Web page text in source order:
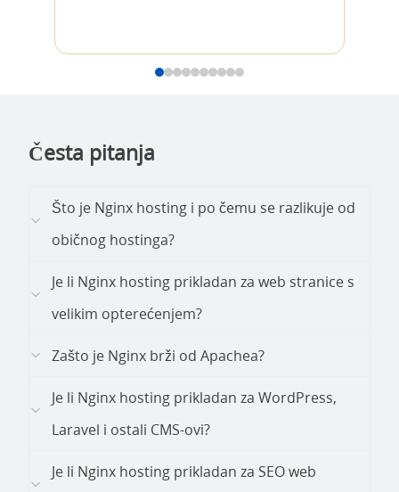
Česta pitanja
Što je Nginx hosting i po čemu se razlikuje od
običnog hostinga?
Je li Nginx hosting prikladan za web stranice s
velikim opterećenjem?
Zašto je Nginx brži od Apachea?
Je li Nginx hosting prikladan za WordPress,
Laravel i ostali CMS-ovi?
Je li Nginx hosting prikladan za SEO web